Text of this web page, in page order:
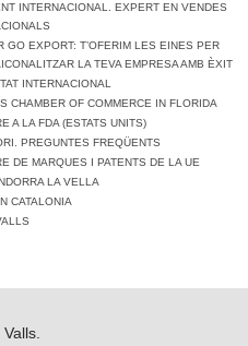
INTERNACIONAL. EXPERT EN VENDES
GO EXPORT: T’OFERIM LES EINES PER
LA TEVA EMPRESA AMB ÈXIT
INTERNACIONAL
CHAMBER OF COMMERCE IN FLORIDA
A LA FDA (ESTATS UNITS)
PREGUNTES FREQÜENTS
DE MARQUES I PATENTS DE LA UE
LA VELLA
CATALONIA